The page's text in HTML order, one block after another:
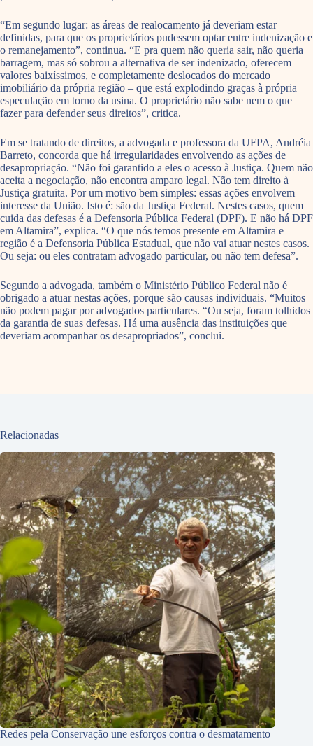
“Em segundo lugar: as áreas de realocamento já deveriam estar
definidas, para que os proprietários pudessem optar entre indenização e
o remanejamento”, continua. “E pra quem não queria sair, não queria
barragem, mas só sobrou a alternativa de ser indenizado, oferecem
valores baixíssimos, e completamente deslocados do mercado
imobiliário da própria região – que está explodindo graças à própria
especulação em torno da usina. O proprietário não sabe nem o que
fazer para defender seus direitos”, critica.
Em se tratando de direitos, a advogada e professora da UFPA, Andréia
Barreto, concorda que há irregularidades envolvendo as ações de
desapropriação. “Não foi garantido a eles o acesso à Justiça. Quem não
aceita a negociação, não encontra amparo legal. Não tem direito à
Justiça gratuita. Por um motivo bem simples: essas ações envolvem
interesse da União. Isto é: são da Justiça Federal. Nestes casos, quem
cuida das defesas é a Defensoria Pública Federal (DPF). E não há DPF
em Altamira”, explica. “O que nós temos presente em Altamira e
região é a Defensoria Pública Estadual, que não vai atuar nestes casos.
Ou seja: ou eles contratam advogado particular, ou não tem defesa”.
Segundo a advogada, também o Ministério Público Federal não é
obrigado a atuar nestas ações, porque são causas individuais. “Muitos
não podem pagar por advogados particulares. “Ou seja, foram tolhidos
da garantia de suas defesas. Há uma ausência das instituições que
deveriam acompanhar os desapropriados”, conclui.
Relacionadas
Redes pela Conservação une esforços contra o desmatamento